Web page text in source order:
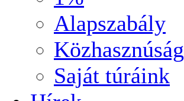
Alapszabály
Közhasznúság
Saját túráink